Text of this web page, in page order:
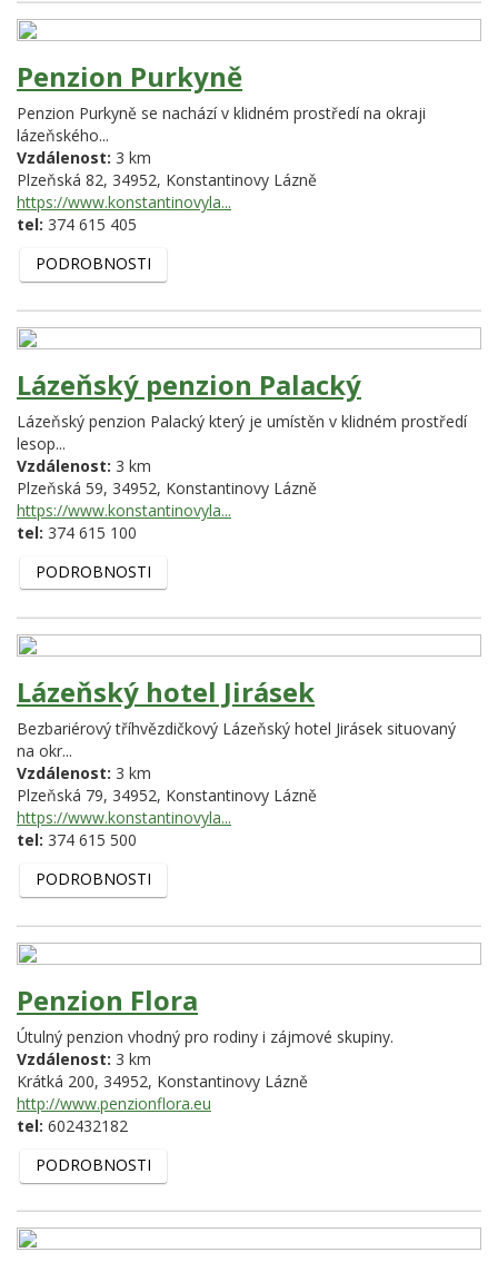
Penzion Purkyně
Penzion Purkyně se nachází v klidném prostředí na okraji
lázeňského...
Vzdálenost: 3 km
Plzeňská 82, 34952, Konstantinovy Lázně
https://www.konstantinovyla...
tel: 374 615 405
PODROBNOSTI
Lázeňský penzion Palacký
Lázeňský penzion Palacký který je umístěn v klidném prostředí
lesop...
Vzdálenost: 3 km
Plzeňská 59, 34952, Konstantinovy Lázně
https://www.konstantinovyla...
tel: 374 615 100
PODROBNOSTI
Lázeňský hotel Jirásek
Bezbariérový tříhvězdičkový Lázeňský hotel Jirásek situovaný
na okr...
Vzdálenost: 3 km
Plzeňská 79, 34952, Konstantinovy Lázně
https://www.konstantinovyla...
tel: 374 615 500
PODROBNOSTI
Penzion Flora
Útulný penzion vhodný pro rodiny i zájmové skupiny.
Vzdálenost: 3 km
Krátká 200, 34952, Konstantinovy Lázně
http://www.penzionflora.eu
tel: 602432182
PODROBNOSTI